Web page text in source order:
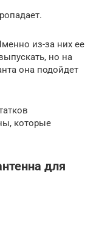
из-за них ее
но на
она подойдет
которые
для